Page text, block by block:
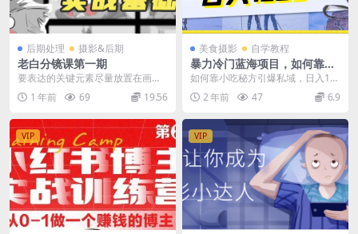
后期处理 摄影&后期
老白分镜课第一期
要表达的关键元素尽量放置在画面
中间位置，采用中心构图方式，能
够确保剪辑的顺畅性，...
1 年前 69 19.56
美食摄影 自学教程
暴力冷门蓝海项目，如何靠小
吃配秘方，日入1300+
如何靠小吃秘方引爆私域，日入13
00+（附配方资源） 课程介绍： 大
家好，今天给...
2 年前 47 6.9
VIP VIP